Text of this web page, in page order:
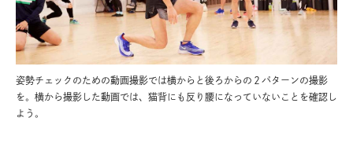
姿勢チェックのための動画撮影では横からと後ろからの２パターンの撮影
を。横から撮影した動画では、猫背にも反り腰になっていないことを確認し
よう。